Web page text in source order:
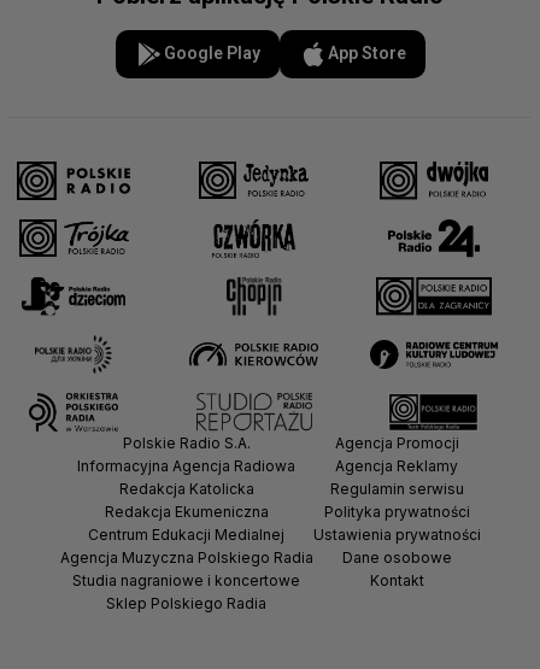
Google Play App Store
Polskie Radio S.A.
Informacyjna Agencja Radiowa
Redakcja Katolicka
Redakcja Ekumeniczna
Centrum Edukacji Medialnej
Agencja Muzyczna Polskiego Radia
Studia nagraniowe i koncertowe
Sklep Polskiego Radia
Agencja Promocji
Agencja Reklamy
Regulamin serwisu
Polityka prywatności
Ustawienia prywatności
Dane osobowe
Kontakt